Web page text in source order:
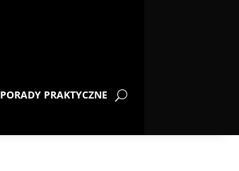
PORADY PRAKTYCZNE